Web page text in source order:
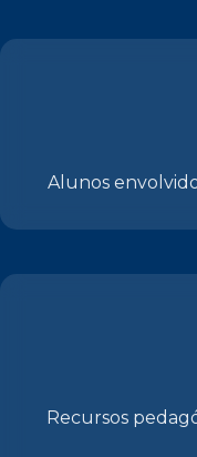
Alunos
Recursos